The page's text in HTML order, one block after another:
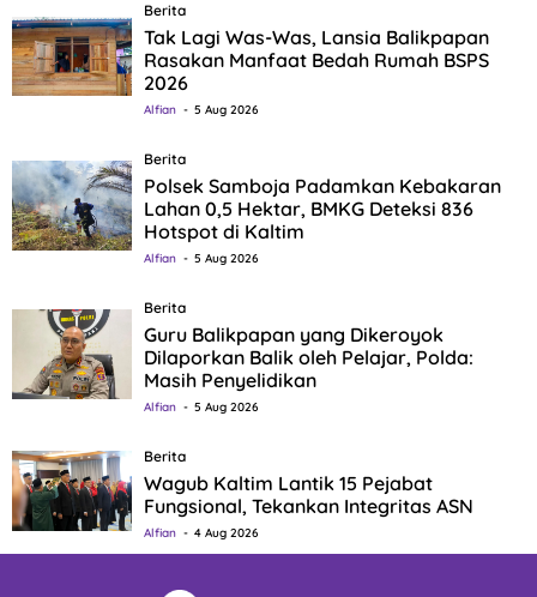
Berita
Tak Lagi Was-Was, Lansia Balikpapan
Rasakan Manfaat Bedah Rumah BSPS
2026
Alfian 5 Aug 2026
Berita
Polsek Samboja Padamkan Kebakaran
Lahan 0,5 Hektar, BMKG Deteksi 836
Hotspot di Kaltim
Alfian 5 Aug 2026
Berita
Guru Balikpapan yang Dikeroyok
Dilaporkan Balik oleh Pelajar, Polda:
Masih Penyelidikan
Alfian 5 Aug 2026
Berita
Wagub Kaltim Lantik 15 Pejabat
Fungsional, Tekankan Integritas ASN
Alfian 4 Aug 2026